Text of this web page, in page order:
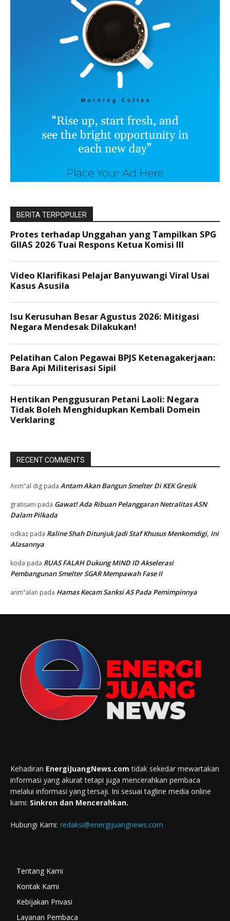
BERITA TERPOPULER
RECENT COMMENTS
Anm"al dig pada Antam Akan Bangun Smelter Di KEK Gresik
gratisam pada Gawat! Ada Ribuan Pelanggaran Netralitas ASN
Dalam Pilkada
odkaz pada Raline Shah Ditunjuk Jadi Staf Khusus Menkomdigi, Ini
Alasannya
koda pada RUAS FALAH Dukung MIND ID Akselerasi
Pembangunan Smelter SGAR Mempawah Fase II
anm"alan pada Hamas Kecam Sanksi AS Pada Pemimpinnya
Kehadiran EnergiJuangNews.com tidak sekedar mewartakan
informasi yang akurat tetapi juga mencerahkan pembaca
melalui informasi yang tersaji. Ini sesuai tagline media online
kami: Sinkron dan Mencerahkan.
Hubungi Kami: redaksi@energijuangnews.com
Tentang Kami
Kontak Kami
Kebijakan Privasi
Layanan Pembaca